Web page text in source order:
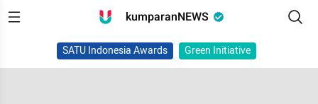
kumparanNEWS
SATU Indonesia Awards Green Initiative